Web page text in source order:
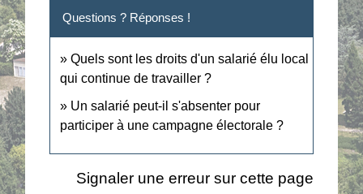
Questions ? Réponses !
Quels sont les droits d'un salarié élu local
qui continue de travailler ?
Un salarié peut-il s'absenter pour
participer à une campagne électorale ?
Signaler une erreur sur cette page